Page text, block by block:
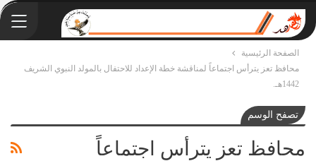
الصفحة الرئيسية
محافظ تعز يترأس اجتماعاً لمناقشة خطة الإعداد للاحتفال بالمولد النبوي الشريف
1442هـ.
تصفح الوسم
محافظ تعز يترأس اجتماعاً